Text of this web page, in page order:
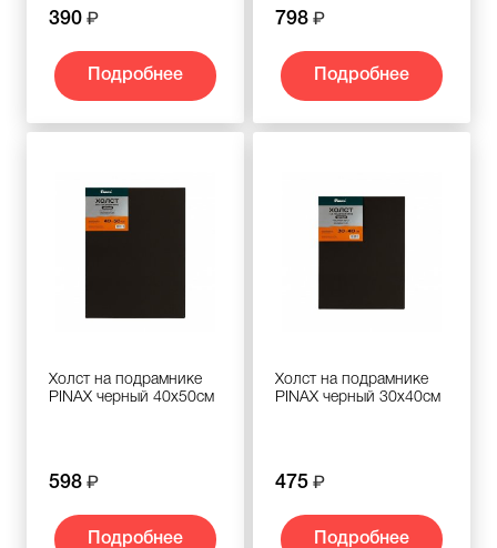
390
Подробнее
798
Подробнее
Холст на подрамнике
PINAX черный 40x50см
598
Подробнее
Холст на подрамнике
PINAX черный 30x40см
475
Подробнее